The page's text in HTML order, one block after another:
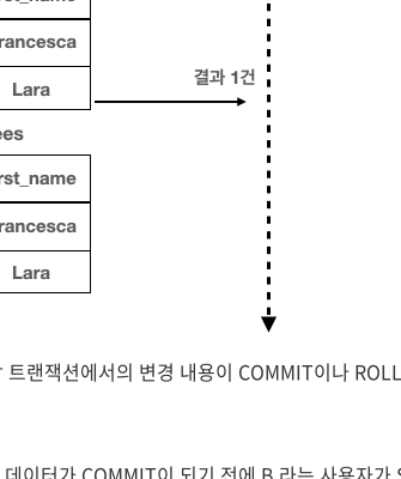
트랜잭션에서의 변경 내용이 COMMIT이나